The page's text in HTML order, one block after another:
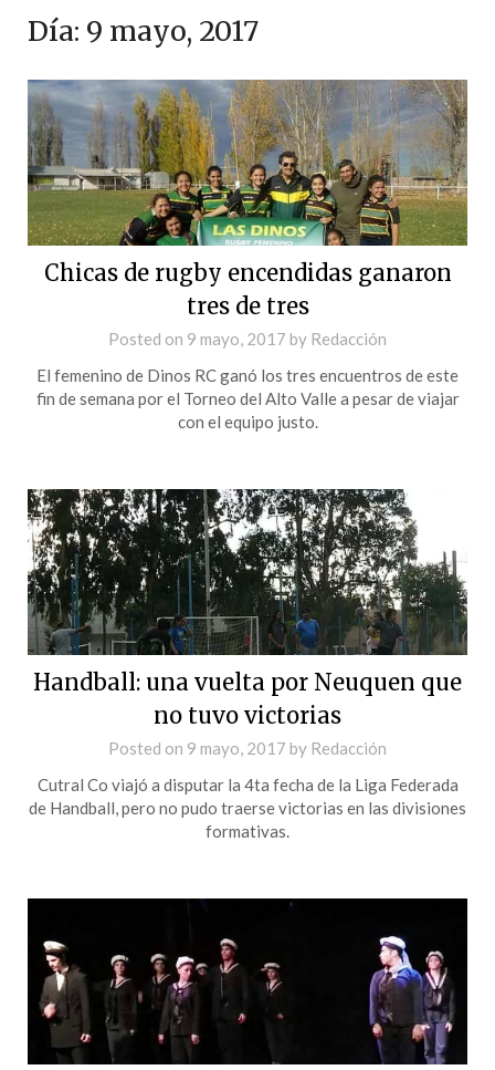
Día: 9 mayo, 2017
Chicas de rugby encendidas ganaron
tres de tres
Posted on 9 mayo, 2017 by Redacción
El femenino de Dinos RC ganó los tres encuentros de este
fin de semana por el Torneo del Alto Valle a pesar de viajar
con el equipo justo.
Handball: una vuelta por Neuquen que
no tuvo victorias
Posted on 9 mayo, 2017 by Redacción
Cutral Co viajó a disputar la 4ta fecha de la Liga Federada
de Handball, pero no pudo traerse victorias en las divisiones
formativas.